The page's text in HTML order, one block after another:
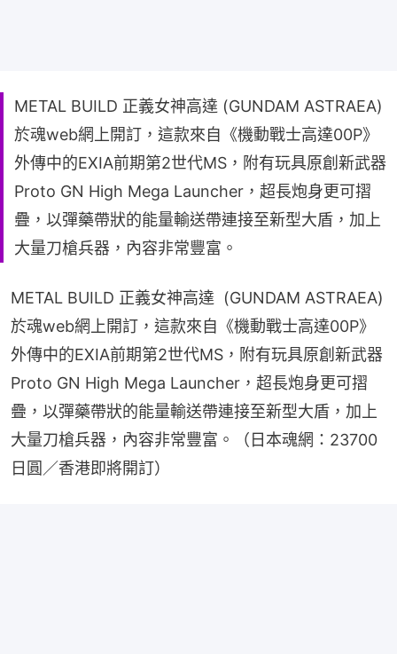
METAL BUILD 正義女神高達 (GUNDAM ASTRAEA)
於魂web網上開訂，這款來自《機動戰士高達00P》
外傳中的EXIA前期第2世代MS，附有玩具原創新武器
Proto GN High Mega Launcher，超長炮身更可摺
疊，以彈藥帶狀的能量輸送帶連接至新型大盾，加上
大量刀槍兵器，內容非常豐富。
METAL BUILD 正義女神高達  (GUNDAM ASTRAEA)
於魂web網上開訂，這款來自《機動戰士高達00P》
外傳中的EXIA前期第2世代MS，附有玩具原創新武器
Proto GN High Mega Launcher，超長炮身更可摺
疊，以彈藥帶狀的能量輸送帶連接至新型大盾，加上
大量刀槍兵器，內容非常豐富。（日本魂網：23700
日圓／香港即將開訂）